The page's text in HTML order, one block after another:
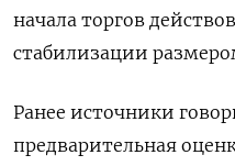
начала торгов
стабилизации
Ранее источники
предварительная